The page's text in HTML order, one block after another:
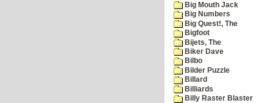
Big Mouth Jack
Big Numbers
Big Quest!, The
Bigfoot
Bijets, The
Biker Dave
Bilbo
Bilder Puzzle
Billard
Billiards
Billy Raster Blaster